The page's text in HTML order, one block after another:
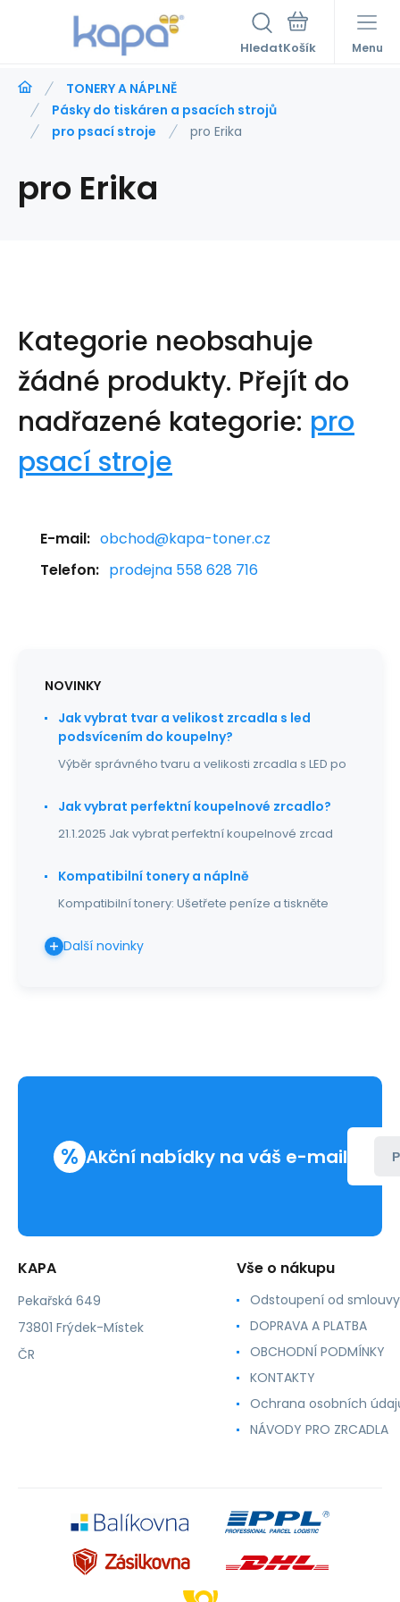
Hledat Menu
TONERY A NÁPLNĚ
Pásky do tiskáren a psacích strojů
pro psací stroje
pro Erika
pro Erika
Kategorie neobsahuje
žádné produkty. Přejít do
nadřazené kategorie: pro
psací stroje
E-mail: obchod@kapa-toner.cz
Telefon: prodejna 558 628 716
NOVINKY
Jak vybrat tvar a velikost zrcadla s led
podsvícením do koupelny?
Výběr správného tvaru a velikosti zrcadla s LED po
Jak vybrat perfektní koupelnové zrcadlo?
21.1.2025 Jak vybrat perfektní koupelnové zrcad
Kompatibilní tonery a náplně
Kompatibilní tonery: Ušetřete peníze a tiskněte
Další novinky
% Akční nabídky na váš e-mail
KAPA
Pekařská 649
73801 Frýdek-Místek
ČR
Vše o nákupu
Odstoupení od smlouvy
DOPRAVA A PLATBA
OBCHODNÍ PODMÍNKY
KONTAKTY
Ochrana osobních
NÁVODY PRO ZRCADLA